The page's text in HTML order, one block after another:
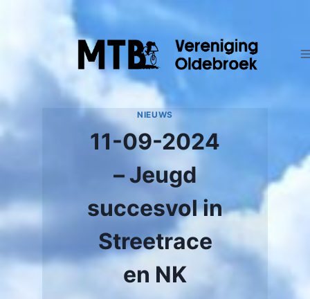
NIEUWS
11-09-2024
– Jeugd
succesvol in
Streetrace
en NK